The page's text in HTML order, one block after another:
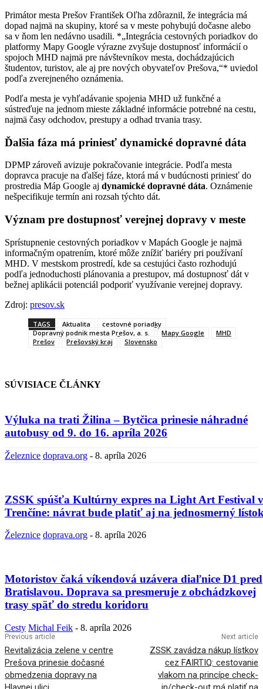
Primátor mesta Prešov František Oľha zdôraznil, že integrácia má
dopad najmä na skupiny, ktoré sa v meste pohybujú dočasne alebo
sa v ňom len nedávno usadili. *„Integrácia cestovných poriadkov do
platformy Mapy Google výrazne zvyšuje dostupnosť informácií o
spojoch MHD najmä pre návštevníkov mesta, dochádzajúcich
študentov, turistov, ale aj pre nových obyvateľov Prešova,“* uviedol
podľa zverejneného oznámenia.
Podľa mesta je vyhľadávanie spojenia MHD už funkčné a
sústreďuje na jednom mieste základné informácie potrebné na cestu,
najmä časy odchodov, prestupy a odhad trvania trasy.
Ďalšia fáza má priniesť dynamické dopravné dáta
DPMP zároveň avizuje pokračovanie integrácie. Podľa mesta
dopravca pracuje na ďalšej fáze, ktorá má v budúcnosti priniesť do
prostredia Máp Google aj dynamické dopravné dáta. Oznámenie
nešpecifikuje termín ani rozsah týchto dát.
Význam pre dostupnosť verejnej dopravy v meste
Sprístupnenie cestovných poriadkov v Mapách Google je najmä
informačným opatrením, ktoré môže znížiť bariéry pri používaní
MHD. V mestskom prostredí, kde sa cestujúci často rozhodujú
podľa jednoduchosti plánovania a prestupov, má dostupnosť dát v
bežnej aplikácii potenciál podporiť využívanie verejnej dopravy.
Zdroj: presov.sk
TAGS Aktualita
cestovné poriadky
Dopravný podnik mesta Prešov, a. s.
Mapy Google
MHD
Prešov
Prešovský kraj Slovensko
SÚVISIACE ČLÁNKY
Výluka na trati Žilina – Bytčica prinesie náhradné
autobusy od 9. do 16. apríla 2026
Železnice doprava.org - 8. apríla 2026
ZSSK spúšťa Kultúrny expres na Light Art Festival v
Trenčíne: návrat bude platiť aj na jednosmerný
Železnice doprava.org - 8. apríla 2026
Motoristov čaká víkendová uzávera diaľnice D1 pred
Bratislavou. Doprava sa presmeruje z obchádzkovej
trasy späť do stredu koridoru
Cesty Michal Feik - 8. apríla 2026
Previous article
Revitalizácia zelene v centre
Prešova prinesie dočasné
obmedzenia dopravy na
Next article
ZSSK zavádza nákup lístkov
cez FAIRTIQ: cestovanie
vlakom na princípe check-